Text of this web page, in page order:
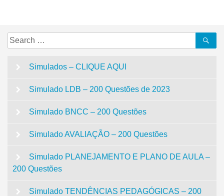
Search
for:
Simulados – CLIQUE AQUI
Simulado LDB – 200 Questões de 2023
Simulado BNCC – 200 Questões
Simulado AVALIAÇÃO – 200 Questões
Simulado PLANEJAMENTO E PLANO DE AULA –
200 Questões
Simulado TENDÊNCIAS PEDAGÓGICAS – 200